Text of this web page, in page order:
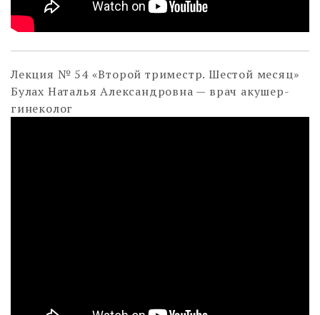
Лекция № 54 «Второй триместр. Шестой месяц»
Булах Наталья Александровна — врач акушер-
гинеколог